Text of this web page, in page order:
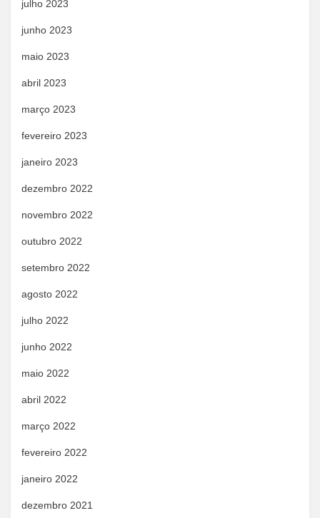
julho 2023
junho 2023
maio 2023
abril 2023
março 2023
fevereiro 2023
janeiro 2023
dezembro 2022
novembro 2022
outubro 2022
setembro 2022
agosto 2022
julho 2022
junho 2022
maio 2022
abril 2022
março 2022
fevereiro 2022
janeiro 2022
dezembro 2021